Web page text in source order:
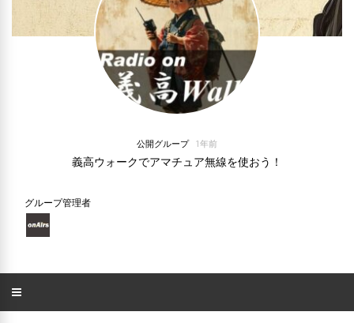
公開グループ 1年前
義高ウォークでアマチュア無線を使おう！
グループ管理者